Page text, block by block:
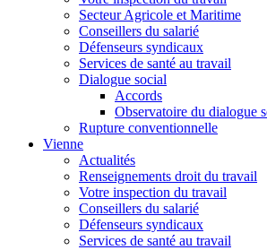
Secteur Agricole et Maritime
Conseillers du salarié
Défenseurs syndicaux
Services de santé au travail
Dialogue social
Accords
Observatoire du dialogue
Rupture conventionnelle
Vienne
Actualités
Renseignements droit du travail
Votre inspection du travail
Conseillers du salarié
Défenseurs syndicaux
Services de santé au travail